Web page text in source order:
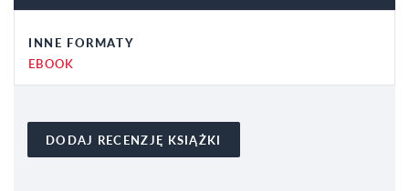
INNE FORMATY
EBOOK
DODAJ RECENZJĘ KSIĄŻKI